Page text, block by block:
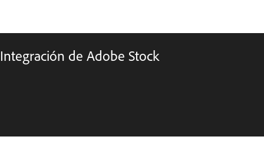
Integración de Adobe Stock